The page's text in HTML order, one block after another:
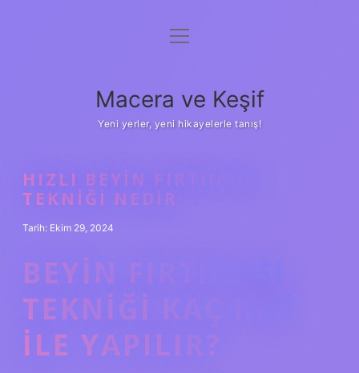
Anasayfa
Yasal Uyarı
menüyü
Macera ve Keşif
Yeni yerler, yeni hikayelerle tanış!
HIZLI BEYIN FIRTINASI
TEKNIĞI NEDIR
Tarih: Ekim 29, 2024
BEYIN FIRTINASI
TEKNIĞI KAÇ KIŞI
ILE YAPILIR?